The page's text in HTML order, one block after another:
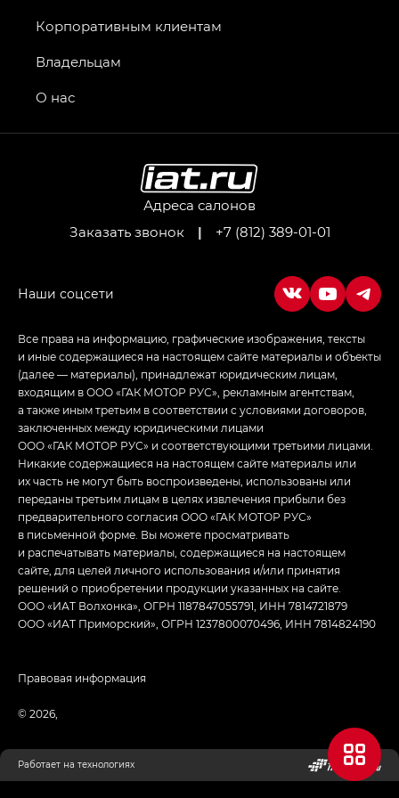
GT, Джи Эль — GL
GS4 — Джи Эс 4 (GS4) в комплектациях Джи Би
привод — GB AWD, Джи Эль Полный привод —
Джи Ти — GT, Джи Икс — GX,
Джи Икс ПРЕМИУМ — GX PREMIUM, ЛАУНЖ —
Empow — Эмпау (Empow) в комплектации
Адреса салонов
Заказать звонок
| +7 (812) 389-01-01
Корпоративным клиентам
Владельцам
О нас
Все права на информацию, графические изображения, тексты
и иные содержащиеся на настоящем сайте материалы и объекты
(далее — материалы), принадлежат юридическим лицам,
входящим в ООО «ГАК МОТОР РУС», рекламным агентствам,
а также иным третьим в соответствии с условиями договоров,
заключенных между юридическими лицами
ООО «ГАК МОТОР РУС» и соответствующими третьими лицами.
Никакие содержащиеся на настоящем сайте материалы или
их часть не могут быть воспроизведены, использованы или
переданы третьим лицам в целях извлечения прибыли без
предварительного согласия ООО «ГАК МОТОР РУС»
в письменной форме. Вы можете просматривать
и распечатывать материалы, содержащиеся на настоящем
сайте, для целей личного использования и/или принятия
решений о приобретении продукции указанных на сайте.
ООО «ИАТ Волхонка», ОГРН 1187847055791, ИНН 7814721879
ООО «ИАТ Приморский», ОГРН 1237800070496, ИНН 7814824190
© 2026,
Правовая информация
Работает на технологиях